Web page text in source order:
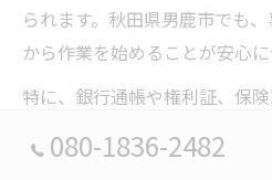
られます。秋田県男鹿市でも
から作業を始めることが安心に
特に、銀行通帳や権利証、保
保管されていることもあるた
際は「貴重品捜索」を丁寧に
080-1836-2482